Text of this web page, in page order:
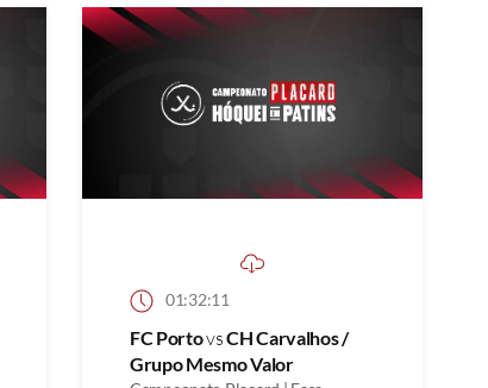
01:32:11
FC PortovsCH Carvalhos /
Grupo Mesmo Valor